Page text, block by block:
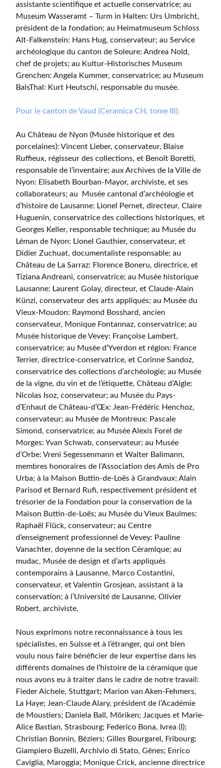
assistante scientifique et actuelle conservatrice; au
Museum Wasseramt – Turm in Halten: Urs Umbricht,
président de la fondation; au Heimatmuseum Schloss
Alt-Falkenstein: Hans Hug, conservateur; au Service
archéologique du canton de Soleure: Andrea Nold,
chef de projets; au Kultur-Historisches Museum
Grenchen: Angela Kummer, conservatrice; au Museum
BalsThal: Kurt Heutschi, responsable du musée.
Pour le canton de Vaud (Ceramica CH, tome III):
Au Château de Nyon (Musée historique et des
porcelaines): Vincent Lieber, conservateur, Blaise
Ruffieux, régisseur des collections, et Benoît Boretti,
responsable de l’inventaire; aux Archives de la Ville de
Nyon: Elisabeth Bourban-Mayor, archiviste, et ses
collaborateurs; au Musée cantonal d’archéologie et
d’histoire de Lausanne: Lionel Pernet, directeur, Claire
Huguenin, conservatrice des collections historiques, et
Georges Keller, responsable technique; au Musée du
Léman de Nyon: Lionel Gauthier, conservateur, et
Didier Zuchuat, documentaliste responsable; au
Château de La Sarraz: Florence Boneru, directrice, et
Tiziana Andreani, conservatrice; au Musée historique
Lausanne: Laurent Golay, directeur, et Claude-Alain
Künzi, conservateur des arts appliqués; au Musée du
Vieux-Moudon: Raymond Bosshard, ancien
conservateur, Monique Fontannaz, conservatrice; au
Musée historique de Vevey: Françoise Lambert,
conservatrice; au Musée d’Yverdon et région: France
Terrier, directrice-conservatrice, et Corinne Sandoz,
conservatrice des collections d’archéologie; au Musée
de la vigne, du vin et de l’étiquette, Château d’Aigle:
Nicolas Isoz, conservateur; au Musée du Pays-
d’Enhaut de Château-d’Œx: Jean-Frédéric Henchoz,
conservateur; au Musée de Montreux: Pascale
Simond, conservatrice; au Musée Alexis Forel de
Morges: Yvan Schwab, conservateur; au Musée
d’Orbe: Vreni Segessenmann et Walter Balimann,
membres honoraires de l’Association des Amis de Pro
Urba; à la Maison Buttin-de-Loës à Grandvaux: Alain
Parisod et Bernard Rufi, respectivement président et
trésorier de la Fondation pour la conservation de la
Maison Buttin-de-Loës; au Musée du Vieux Baulmes:
Raphaël Flück, conservateur; au Centre
d’enseignement professionnel de Vevey: Pauline
Vanachter, doyenne de la section Céramique; au
mudac, Musée de design et d’arts appliqués
contemporains à Lausanne, Marco Costantini,
conservateur, et Valentin Grosjean, assistant à la
conservation; à l’Université de Lausanne, Olivier
Robert, archiviste.
Nous exprimons notre reconnaissance à tous les
spécialistes, en Suisse et à l’étranger, qui ont bien
voulu nous faire bénéficier de leur expertise dans les
différents domaines de l’histoire de la céramique que
nous avons eu à traiter dans le cadre de notre travail:
Fieder Aichele, Stuttgart; Marion van Aken-Fehmers,
La Haye; Jean-Claude Alary, président de l’Académie
de Moustiers; Daniela Ball, Möriken; Jacques et Marie-
Alice Bastian, Strasbourg; Federico Bona, Ivrea (I);
Christian Bonnin, Béziers; Gilles Bourgarel, Fribourg;
Giampiero Buzelli, Archivio di Stato, Gênes; Enrico
Caviglia, Maroggia; Monique Crick, ancienne directrice